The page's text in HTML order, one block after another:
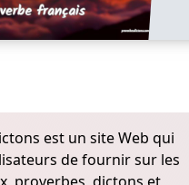
est un site Web qui
de fournir sur les